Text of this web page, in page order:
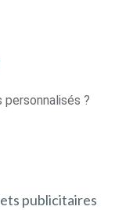
?
publicitaires